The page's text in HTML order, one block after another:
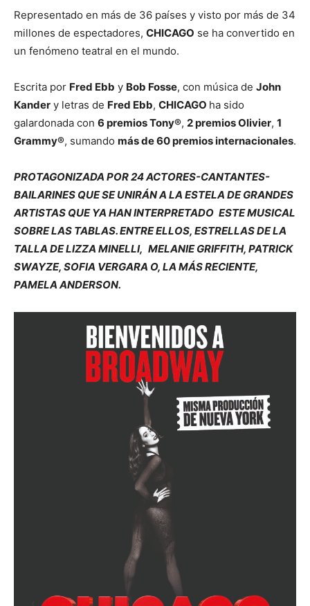
Representado en más de 36 países y visto por más de 34
millones de espectadores, CHICAGO se ha convertido en
un fenómeno teatral en el mundo.
Escrita por Fred Ebb y Bob Fosse, con música de John
Kander y letras de Fred Ebb, CHICAGO ha sido
galardonada con 6 premios Tony®, 2 premios Olivier, 1
Grammy®, sumando más de 60 premios internacionales.
PROTAGONIZADA POR 24 ACTORES-CANTANTES-
BAILARINES QUE SE UNIRÁN A LA ESTELA DE GRANDES
ARTISTAS QUE YA HAN INTERPRETADO ESTE MUSICAL
SOBRE LAS TABLAS. ENTRE ELLOS, ESTRELLAS DE LA
TALLA DE LIZZA MINELLI, MELANIE GRIFFITH, PATRICK
SWAYZE, SOFIA VERGARA O, LA MÁS RECIENTE,
PAMELA ANDERSON.